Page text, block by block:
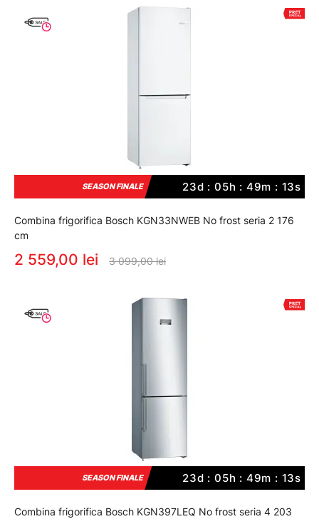
SEASON FINALE 23d : 05h : 49m : 12s
Combina frigorifica Bosch KGN33NWEB No frost seria 2 176
cm
2 559,00 lei 3 099,00 lei
SEASON FINALE 23d : 05h : 49m : 12s
Combina frigorifica Bosch KGN397LEQ No frost seria 4 203